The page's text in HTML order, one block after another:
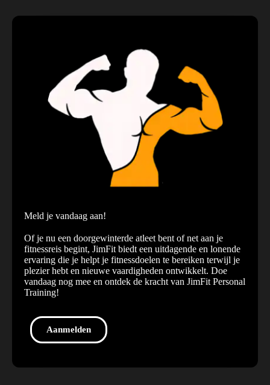
Meld je vandaag aan!
Of je nu een doorgewinterde atleet bent of net aan je
fitnessreis begint, JimFit biedt een uitdagende en lonende
ervaring die je helpt je fitnessdoelen te bereiken terwijl je
plezier hebt en nieuwe vaardigheden ontwikkelt. Doe
vandaag nog mee en ontdek de kracht van JimFit Personal
Training!
Aanmelden